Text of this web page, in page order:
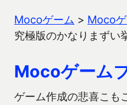
Mocoゲーム > Moco
究極版のかなりまずい
Mocoゲーム
ゲーム作成の悲喜こも